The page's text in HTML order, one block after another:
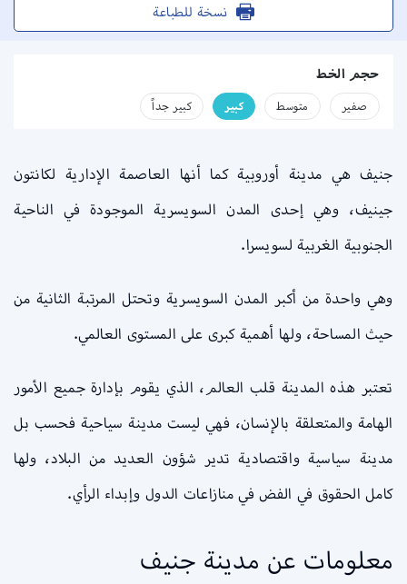
نسخة للطباعة
حجم الخط
صفير متوسط كبير كبير جداً
جنيف هي مدينة أوروبية كما أنها العاصمة الإدارية لكانتون
جينيف، وهي إحدى المدن السويسرية الموجودة في الناحية
الجنوبية الغربية لسويسرا.
وهي واحدة من أكبر المدن السويسرية وتحتل المرتبة الثانية من
حيث المساحة، ولها أهمية كبرى على المستوى العالمي.
تعتبر هذه المدينة قلب العالم، الذي يقوم بإدارة جميع الأمور
الهامة والمتعلقة بالإنسان، فهي ليست مدينة سياحية فحسب بل
مدينة سياسية واقتصادية تدير شؤون العديد من البلاد، ولها
كامل الحقوق في الفض في منازاعات الدول وإبداء الرأي.
معلومات عن مدينة جنيف